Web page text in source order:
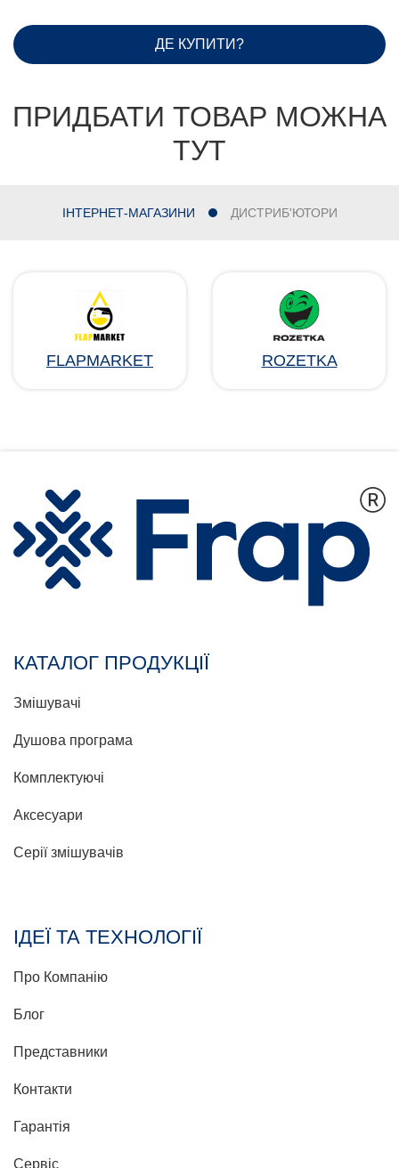
ДЕ КУПИТИ?
ПРИДБАТИ ТОВАР МОЖНА
ТУТ
ІНТЕРНЕТ-МАГАЗИНИ ДИСТРИБ'ЮТОРИ
FLAPMARKET ROZETKA
КАТАЛОГ ПРОДУКЦІЇ
Змішувачі
Душова програма
Комплектуючі
Аксесуари
Серії змішувачів
ІДЕЇ ТА ТЕХНОЛОГІЇ
Про Компанію
Блог
Представники
Контакти
Гарантія
Сервіс